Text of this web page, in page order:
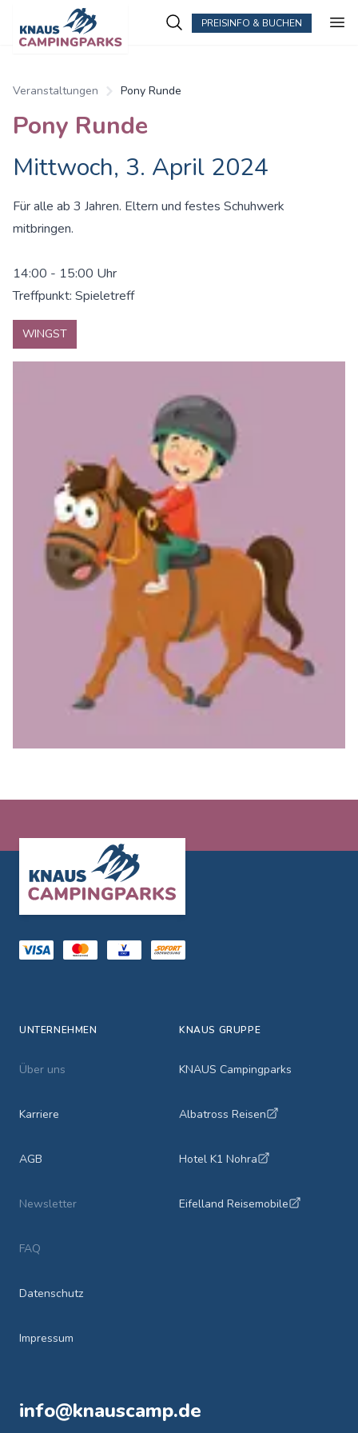
PREISINFO & BUCHEN
Veranstaltungen Pony Runde
Pony Runde
Mittwoch, 3. April 2024
Für alle ab 3 Jahren. Eltern und festes Schuhwerk
mitbringen.
14:00 - 15:00 Uhr
Treffpunkt: Spieletreff
WINGST
UNTERNEHMEN
Über uns
Karriere
AGB
Newsletter
FAQ
Datenschutz
Impressum
KNAUS GRUPPE
KNAUS Campingparks
Albatross Reisen
Hotel K1 Nohra
Eifelland Reisemobile
info@knauscamp.de